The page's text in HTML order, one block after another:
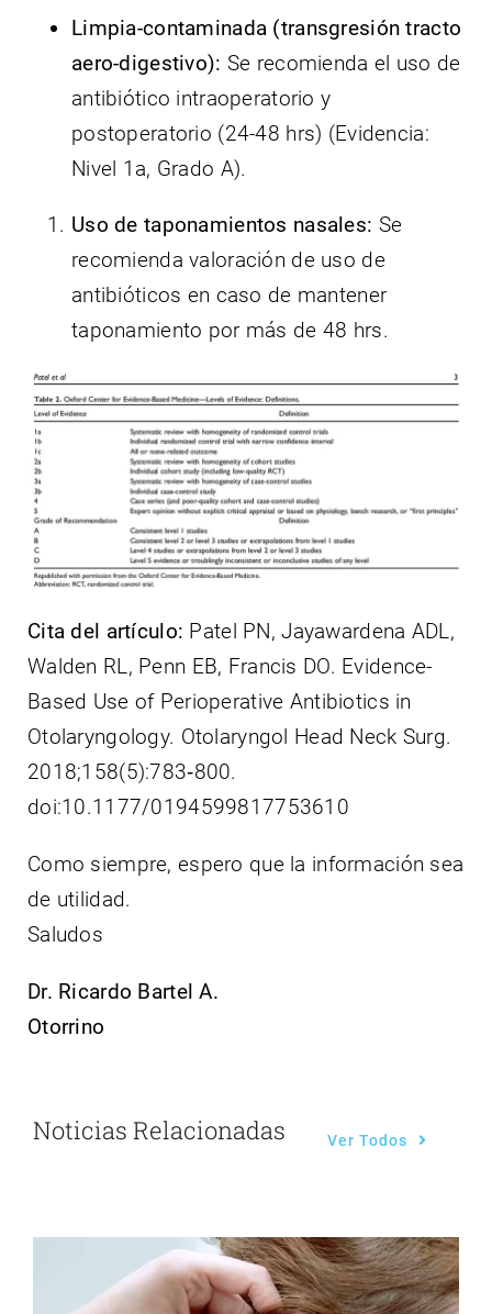
Limpia-contaminada (transgresión tracto
aero-digestivo): Se recomienda el uso de
antibiótico intraoperatorio y
postoperatorio (24-48 hrs) (Evidencia:
Nivel 1a, Grado A).
Uso de taponamientos nasales: Se
recomienda valoración de uso de
antibióticos en caso de mantener
taponamiento por más de 48 hrs.
Cita del artículo: Patel PN, Jayawardena ADL,
Walden RL, Penn EB, Francis DO. Evidence-
Based Use of Perioperative Antibiotics in
Otolaryngology. Otolaryngol Head Neck Surg.
2018;158(5):783‐800.
doi:10.1177/0194599817753610
Como siempre, espero que la información sea
de utilidad.
Saludos
Dr. Ricardo Bartel A.
Otorrino
Noticias Relacionadas Ver Todos